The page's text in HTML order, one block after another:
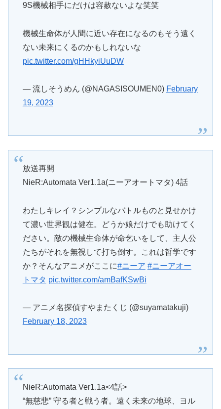
9S機械相手にだけは容赦ないよな笑笑
機械生命体が人間に近い存在になるのもそう遠く
ない未来にくるのかもしれないな
pic.twitter.com/gHHkyiUuDW
— 流しそうめん (@NAGASISOUMEN0) February
19, 2023
放送再開
NieR:Automata Ver1.1a(ニーアオートマタ) 4話
わたしキレイ？シンプルなバトルものと見せかけ
て濃い世界観は健在。どうか娘だけでも助けてく
ださい。敵の機械生命体が命乞いをして、主人公
たちがそれを無視して打ち倒す。これは哲学です
か？そんなアニメがここに#ニーア #ニーアオー
トマタ pic.twitter.com/amBafKSwBi
— アニメ名探偵すやまたくじ (@suyamatakuji)
February 18, 2023
NieR:Automata Ver1.1a<4話>
“無慈悲” 守る者と戦う者。遠く未来の地球、ヨル